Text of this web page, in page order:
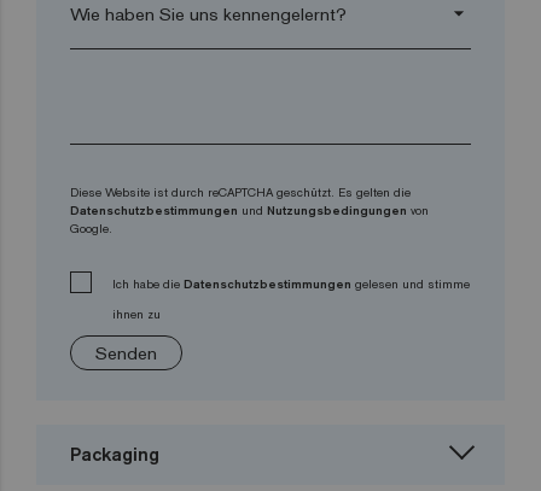
arrow_drop_down
Diese Website ist durch reCAPTCHA geschützt. Es gelten die
Datenschutzbestimmungen und Nutzungsbedingungen von
Google.
Ich habe die Datenschutzbestimmungen gelesen und stimme
ihnen zu
Senden
Packaging